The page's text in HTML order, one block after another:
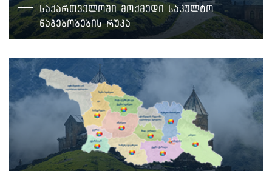
საქართველოში მოქმედი საკულტო
ნაგებობების რუკა